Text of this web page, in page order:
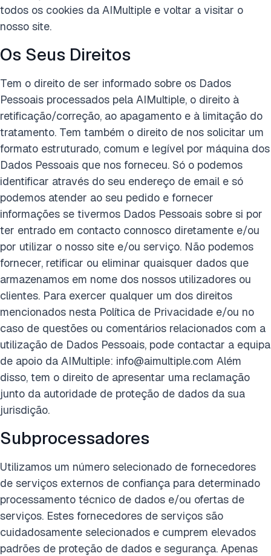
todos os cookies da AIMultiple e voltar a visitar o
nosso site.
Os Seus Direitos
Tem o direito de ser informado sobre os Dados
Pessoais processados pela AIMultiple, o direito à
retificação/correção, ao apagamento e à limitação do
tratamento. Tem também o direito de nos solicitar um
formato estruturado, comum e legível por máquina dos
Dados Pessoais que nos forneceu. Só o podemos
identificar através do seu endereço de email e só
podemos atender ao seu pedido e fornecer
informações se tivermos Dados Pessoais sobre si por
ter entrado em contacto connosco diretamente e/ou
por utilizar o nosso site e/ou serviço. Não podemos
fornecer, retificar ou eliminar quaisquer dados que
armazenamos em nome dos nossos utilizadores ou
clientes. Para exercer qualquer um dos direitos
mencionados nesta Política de Privacidade e/ou no
caso de questões ou comentários relacionados com a
utilização de Dados Pessoais, pode contactar a equipa
de apoio da AIMultiple: info@aimultiple.com Além
disso, tem o direito de apresentar uma reclamação
junto da autoridade de proteção de dados da sua
jurisdição.
Subprocessadores
Utilizamos um número selecionado de fornecedores
de serviços externos de confiança para determinado
processamento técnico de dados e/ou ofertas de
serviços. Estes fornecedores de serviços são
cuidadosamente selecionados e cumprem elevados
padrões de proteção de dados e segurança. Apenas